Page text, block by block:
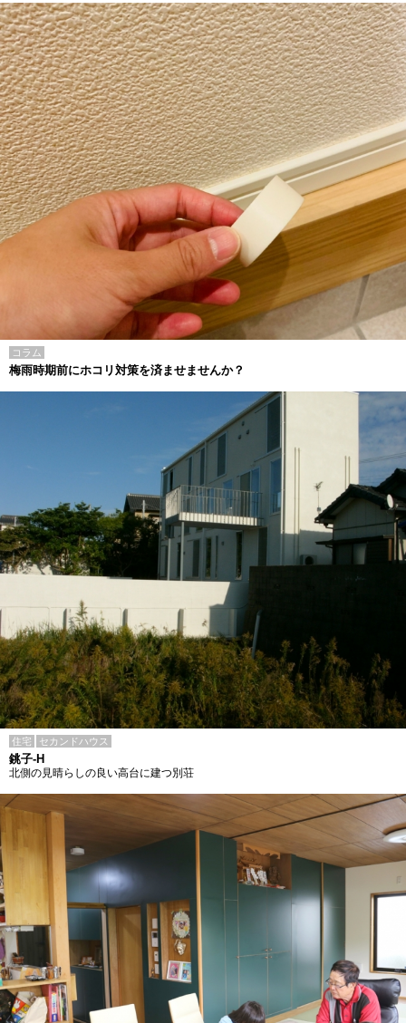
コラム
梅雨時期前にホコリ対策を済ませませんか？
住宅 セカンドハウス
銚子-H
北側の見晴らしの良い高台に建つ別荘